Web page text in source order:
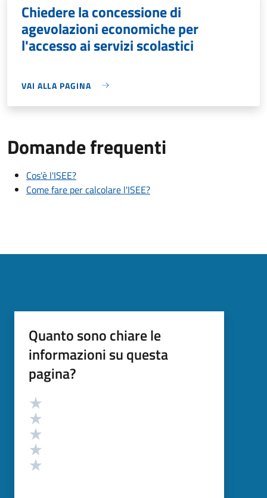
Chiedere la concessione di
agevolazioni economiche per
l'accesso ai servizi scolastici
VAI ALLA PAGINA
Domande frequenti
Cos'è l'ISEE?
Come fare per calcolare l'ISEE?
Quanto sono chiare le
informazioni su questa
pagina?
Valutazione